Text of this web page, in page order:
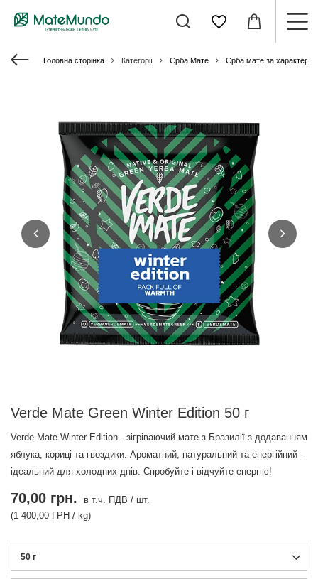
Головна сторінка Категорії Єрба Мате Єрба мате за
Verde Mate Green Winter Edition 50 г
Verde Mate Winter Edition - зігріваючий мате з Бразилії з додаванням
яблука, кориці та гвоздики. Ароматний, натуральний та енергійний -
ідеальний для холодних днів. Спробуйте і відчуйте енергію!
50 г
70,00 грн. в т.ч. ПДВ / шт.
(1 400,00 ГРН / kg)